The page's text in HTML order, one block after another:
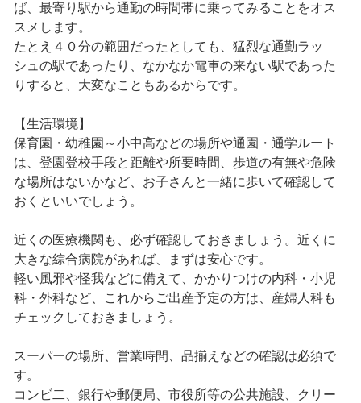
ば、最寄り駅から通勤の時間帯に乗ってみることをオス
スメします。
たとえ４０分の範囲だったとしても、猛烈な通勤ラッ
シュの駅であったり、なかなか電車の来ない駅であった
りすると、大変なこともあるからです。
【生活環境】
保育園・幼稚園～小中高などの場所や通園・通学ルート
は、登園登校手段と距離や所要時間、歩道の有無や危険
な場所はないかなど、お子さんと一緒に歩いて確認して
おくといいでしょう。
近くの医療機関も、必ず確認しておきましょう。近くに
大きな綜合病院があれば、まずは安心です。
軽い風邪や怪我などに備えて、かかりつけの内科・小児
科・外科など、これからご出産予定の方は、産婦人科も
チェックしておきましょう。
スーパーの場所、営業時間、品揃えなどの確認は必須で
す。
コンビ二、銀行や郵便局、市役所等の公共施設、クリー